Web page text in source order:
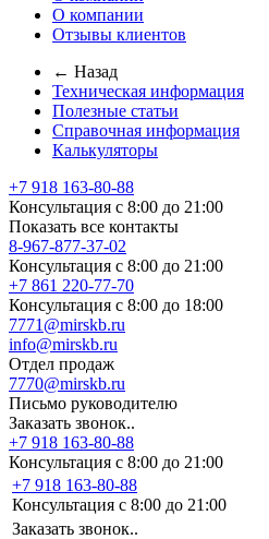
О компании
Отзывы клиентов
← Назад
Техническая информация
Полезные статьи
Справочная информация
Калькуляторы
+7 918 163-80-88
Консультация с 8:00 до 21:00
Показать все контакты
8-967-877-37-02
Консультация с 8:00 до 21:00
+7 861 220-77-70
Консультация с 8:00 до 18:00
7771@mirskb.ru
info@mirskb.ru
Отдел продаж
7770@mirskb.ru
Письмо руководителю
Заказать звонок..
+7 918 163-80-88
Консультация с 8:00 до 21:00
+7 918 163-80-88
Консультация с 8:00 до 21:00
Заказать звонок..